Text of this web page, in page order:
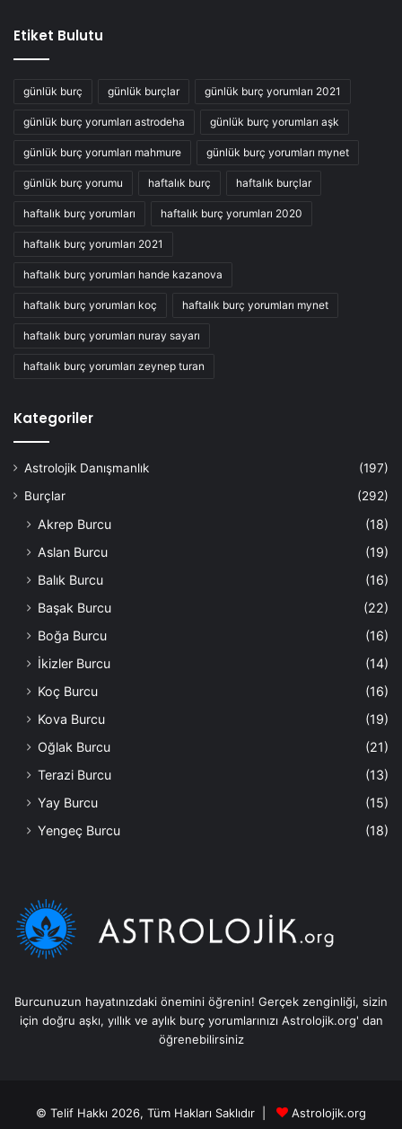
Etiket Bulutu
günlük burç günlük burçlar günlük burç yorumları 2021
günlük burç yorumları astrodeha günlük burç yorumları aşk
günlük burç yorumları mahmure günlük burç yorumları mynet
günlük burç yorumu haftalık burç haftalık burçlar
haftalık burç yorumları haftalık burç yorumları 2020
haftalık burç yorumları 2021
haftalık burç yorumları hande kazanova
haftalık burç yorumları koç haftalık burç yorumları mynet
haftalık burç yorumları nuray sayarı
haftalık burç yorumları zeynep turan
Kategoriler
Astrolojik Danışmanlık
(197)
Burçlar
(292)
Akrep Burcu
(18)
Aslan Burcu
(19)
Balık Burcu
(16)
Başak Burcu
(22)
Boğa Burcu
(16)
İkizler Burcu
(14)
Koç Burcu
(16)
Kova Burcu
(19)
Oğlak Burcu
(21)
Terazi Burcu
(13)
Yay Burcu
(15)
Yengeç Burcu
(18)
Burcunuzun hayatınızdaki önemini öğrenin! Gerçek zenginliği, sizin
için doğru aşkı, yıllık ve aylık burç yorumlarınızı Astrolojik.org' dan
öğrenebilirsiniz
© Telif Hakkı 2026, Tüm Hakları Saklıdır | Astrolojik.org